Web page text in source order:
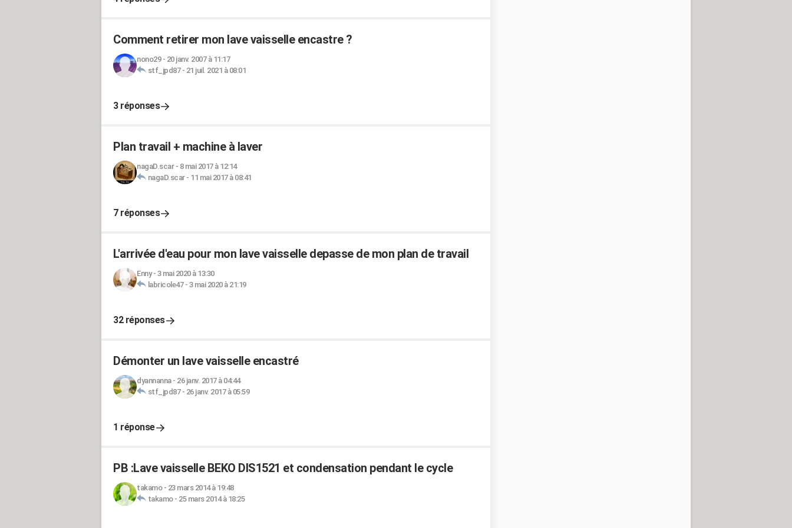
Comment retirer mon lave vaisselle encastre ?
nono29- 20 janv. 2007 à 11:17
stf_jpd87- 21 juil. 2021 à 08:01
3 réponses
Plan travail + machine à laver
nagaD.scar- 8 mai 2017 à 12:14
nagaD.scar- 11 mai 2017 à 08:41
7 réponses
L'arrivée d'eau pour mon lave vaisselle depasse de mon plan de travail
Enny- 3 mai 2020 à 13:30
labricole47- 3 mai 2020 à 21:19
32 réponses
Démonter un lave vaisselle encastré
dyannanna- 26 janv. 2017 à 04:44
stf_jpd87- 26 janv. 2017 à 05:59
1 réponse
PB :Lave vaisselle BEKO DIS1521 et condensation pendant le cycle
takamo- 23 mars 2014 à 19:48
takamo- 25 mars 2014 à 18:25